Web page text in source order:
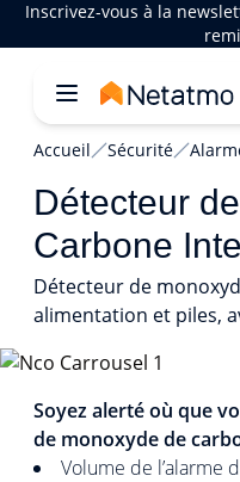
Inscrivez-vous à la
Accueil Sécurité
Détecteur
Carbone
Détecteur de
alimentation et piles,
Soyez alerté où que
de monoxyde de
Volume de l’alarme